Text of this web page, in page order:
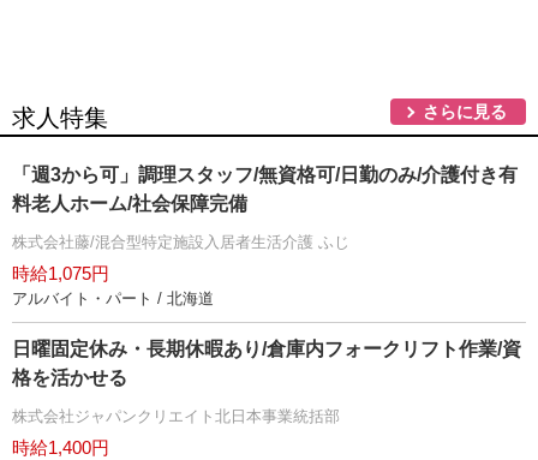
求人特集 さらに見る
「週3から可」調理スタッフ/無資格可/日勤のみ/介護付き有
料老人ホーム/社会保障完備
株式会社藤/混合型特定施設入居者生活介護 ふじ
時給1,075円
アルバイト・パート / 北海道
日曜固定休み・長期休暇あり/倉庫内フォークリフト作業/資
格を活かせる
株式会社ジャパンクリエイト北日本事業統括部
時給1,400円